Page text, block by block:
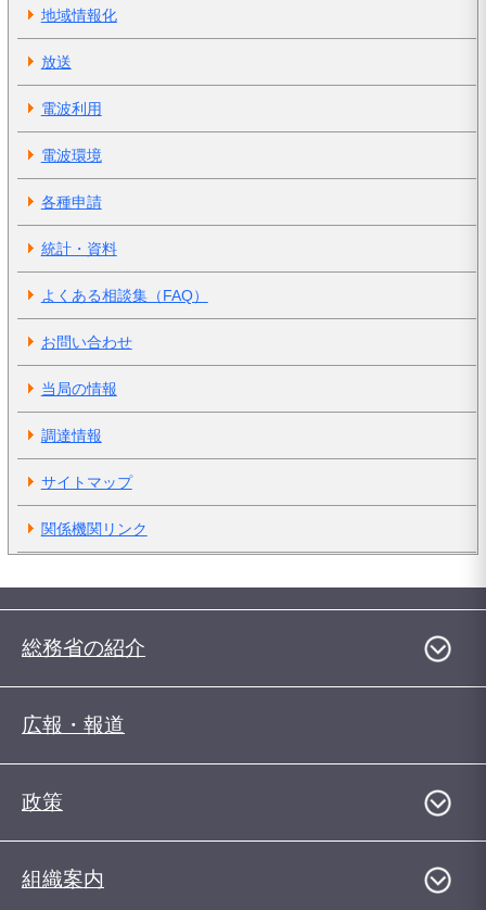
地域情報化
放送
電波利用
電波環境
各種申請
統計・資料
よくある相談集（FAQ）
お問い合わせ
当局の情報
調達情報
サイトマップ
関係機関リンク
総務省の紹介
広報・報道
政策
組織案内